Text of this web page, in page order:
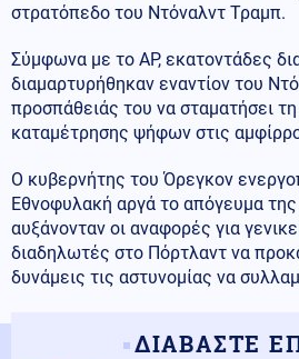
στρατόπεδο του Ντόναλντ Τραμπ.
Σύμφωνα με το AP, εκατοντάδες
διαμαρτυρήθηκαν εναντίον του
προσπάθειάς του να σταματήσει τη
καταμέτρησης ψήφων στις
Ο κυβερνήτης του Όρεγκον
Εθνοφυλακή αργά το απόγευμα
αυξάνονταν οι αναφορές για
διαδηλωτές στο Πόρτλαντ να
δυνάμεις τις αστυνομίας να
ΔΙΑΒΑΣΤΕ